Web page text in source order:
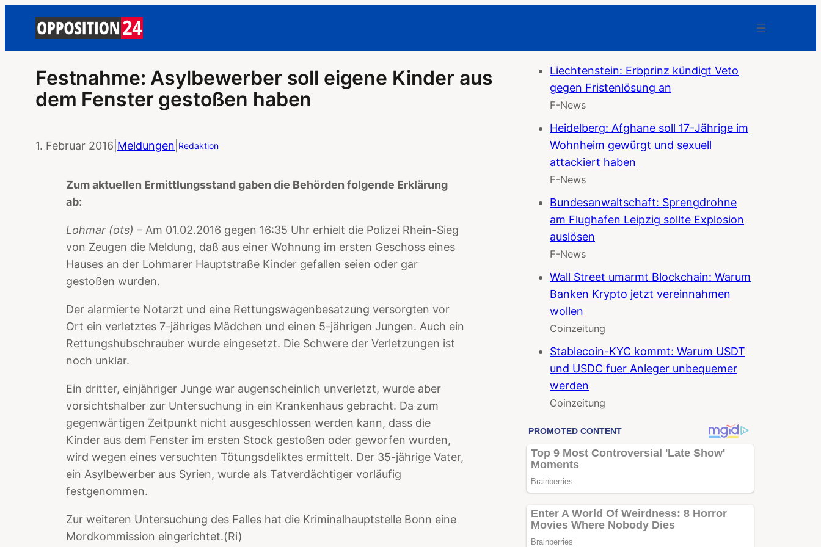
Festnahme: Asylbewerber soll eigene Kinder aus
dem Fenster gestoßen haben
1. Februar 2016 Meldungen Redaktion
Zum aktuellen Ermittlungsstand gaben die Behörden folgende Erklärung
ab:
Lohmar (ots) – Am 01.02.2016 gegen 16:35 Uhr erhielt die Polizei Rhein-Sieg
von Zeugen die Meldung, daß aus einer Wohnung im ersten Geschoss eines
Hauses an der Lohmarer Hauptstraße Kinder gefallen seien oder gar
gestoßen wurden.
Der alarmierte Notarzt und eine Rettungswagenbesatzung versorgten vor
Ort ein verletztes 7-jähriges Mädchen und einen 5-jährigen Jungen. Auch ein
Rettungshubschrauber wurde eingesetzt. Die Schwere der Verletzungen ist
noch unklar.
Ein dritter, einjähriger Junge war augenscheinlich unverletzt, wurde aber
vorsichtshalber zur Untersuchung in ein Krankenhaus gebracht. Da zum
gegenwärtigen Zeitpunkt nicht ausgeschlossen werden kann, dass die
Kinder aus dem Fenster im ersten Stock gestoßen oder geworfen wurden,
wird wegen eines versuchten Tötungsdeliktes ermittelt. Der 35-jährige Vater,
ein Asylbewerber aus Syrien, wurde als Tatverdächtiger vorläufig
festgenommen.
Zur weiteren Untersuchung des Falles hat die Kriminalhauptstelle Bonn eine
Mordkommission eingerichtet.(Ri)
Liechtenstein: Erbprinz kündigt Veto
gegen Fristenlösung an
F-News
Heidelberg: Afghane soll 17-Jährige im
Wohnheim gewürgt und sexuell
attackiert haben
F-News
Bundesanwaltschaft: Sprengdrohne
am Flughafen Leipzig sollte Explosion
auslösen
F-News
Wall Street umarmt Blockchain: Warum
Banken Krypto jetzt vereinnahmen
wollen
Coinzeitung
Stablecoin-KYC kommt: Warum USDT
und USDC fuer Anleger unbequemer
werden
Coinzeitung